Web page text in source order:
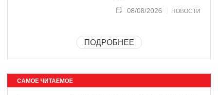
08/08/2026 НОВОСТИ
ПОДРОБНЕЕ
САМОЕ ЧИТАЕМОЕ